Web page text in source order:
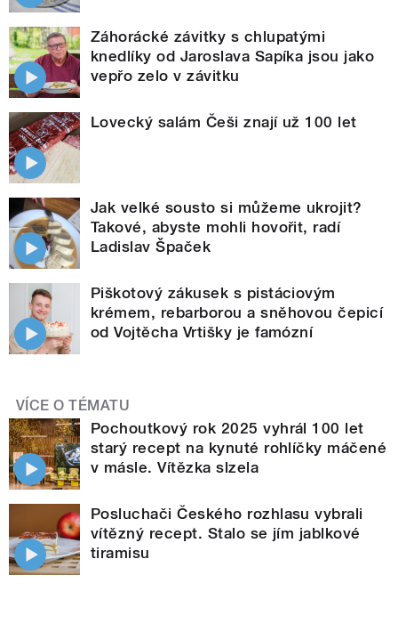
Záhorácké závitky s chlupatými
knedlíky od Jaroslava Sapíka jsou jako
vepřo zelo v závitku
Lovecký salám Češi znají už 100 let
Jak velké sousto si můžeme ukrojit?
Takové, abyste mohli hovořit, radí
Ladislav Špaček
Piškotový zákusek s pistáciovým
krémem, rebarborou a sněhovou čepicí
od Vojtěcha Vrtišky je famózní
VÍCE O TÉMATU
Pochoutkový rok 2025 vyhrál 100 let
starý recept na kynuté rohlíčky máčené
v másle. Vítězka slzela
Posluchači Českého rozhlasu vybrali
vítězný recept. Stalo se jím jablkové
tiramisu